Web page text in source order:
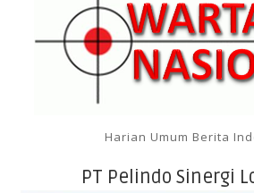
Harian Umum Berita
PT Pelindo Sinergi